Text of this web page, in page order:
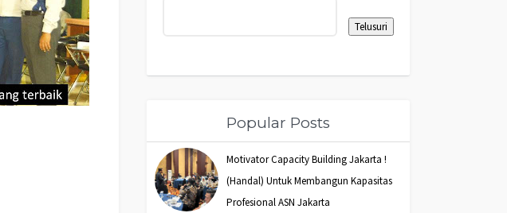
Popular Posts
Motivator Capacity Building Jakarta !
(Handal) Untuk Membangun Kapasitas
Profesional ASN Jakarta